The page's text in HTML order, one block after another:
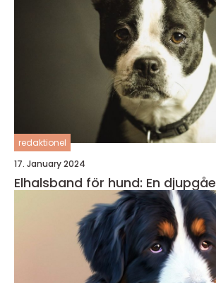
redaktionel
17. January 2024
Elhalsband för hund: En